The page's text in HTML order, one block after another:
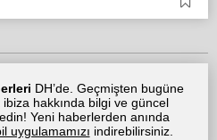
DH’de. Geçmişten bugüne
hakkında bilgi ve güncel
Yeni haberlerden anında
uygulamamızı indirebilirsiniz.